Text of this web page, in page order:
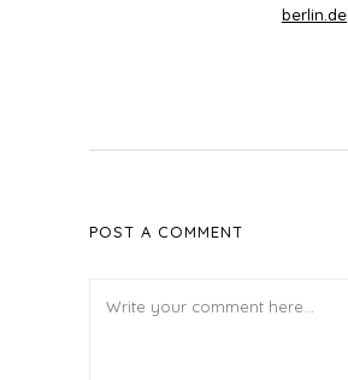
berlin.de
POST A COMMENT